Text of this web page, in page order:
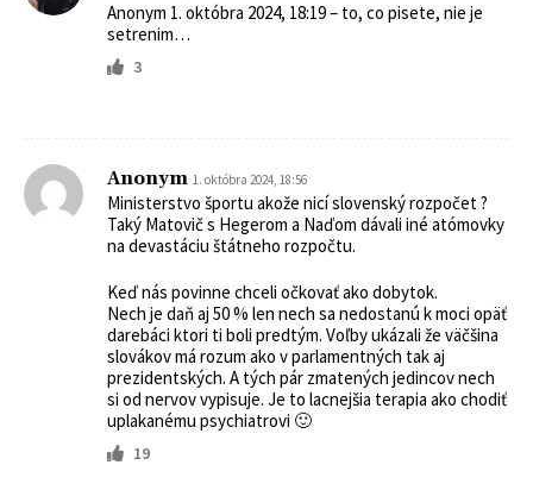
Anonym 1. októbra 2024, 18:19 – to, co pisete, nie je
setrenim…
3
Anonym 1. októbra 2024, 18:56
Ministerstvo športu akože nicí slovenský rozpočet ?
Taký Matovič s Hegerom a Naďom dávali iné atómovky
na devastáciu štátneho rozpočtu.
Keď nás povinne chceli očkovať ako dobytok.
Nech je daň aj 50 % len nech sa nedostanú k moci opäť
darebáci ktori ti boli predtým. Voľby ukázali že väčšina
slovákov má rozum ako v parlamentných tak aj
prezidentských. A tých pár zmatených jedincov nech
si od nervov vypisuje. Je to lacnejšia terapia ako chodiť
uplakanému psychiatrovi 🙂
19